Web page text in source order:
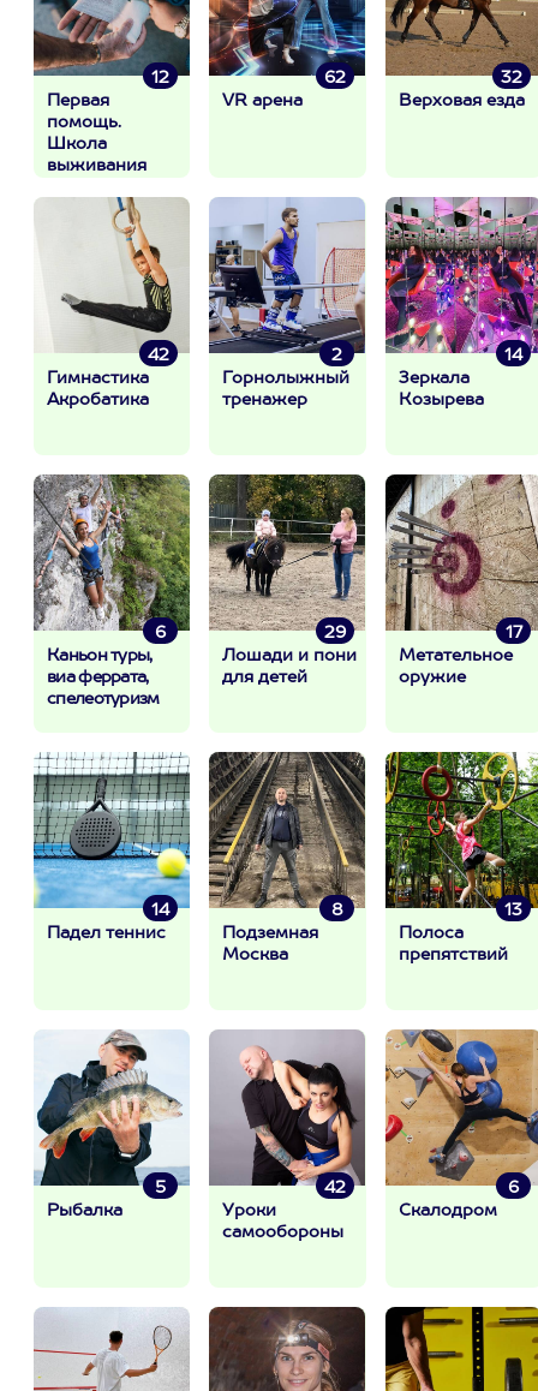
12
Первая
помощь.
Школа
выживания
62
VR арена
32
Верховая езда
42
Гимнастика
Акробатика
2
Горнолыжный
тренажер
14
Зеркала
Козырева
6
Каньон туры,
виа феррата,
спелеотуризм
29
Лошади и пони
для детей
17
Метательное
оружие
14
Падел теннис
8
Подземная
Москва
13
Полоса
препятствий
5
Рыбалка
42
Уроки
самообороны
6
Скалодром